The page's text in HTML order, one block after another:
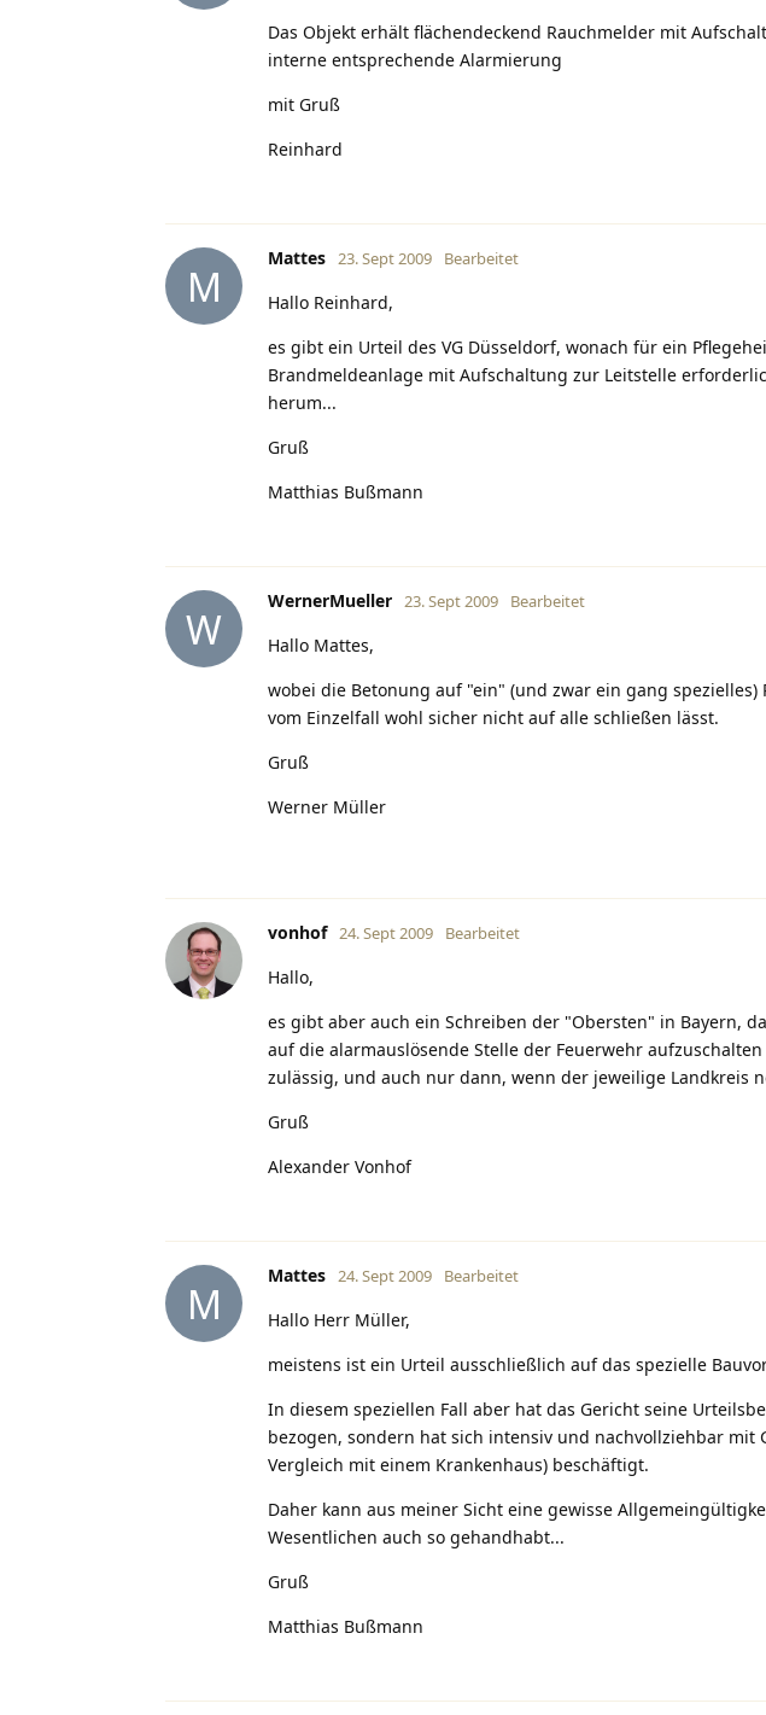
Das Objekt erhält flächendeckend Rauchmelder mit
interne entsprechende Alarmierung
mit Gruß
Reinhard
M
Mattes 23. Sept 2009 Bearbeitet
Hallo Reinhard,
es gibt ein Urteil des VG Düsseldorf, wonach für ein
Brandmeldeanlage mit Aufschaltung zur Leitstelle
herum...
Gruß
Matthias Bußmann
W
WernerMueller 23. Sept 2009 Bearbeitet
Hallo Mattes,
wobei die Betonung auf "ein" (und zwar ein gang
vom Einzelfall wohl sicher nicht auf alle schließen lässt.
Gruß
Werner Müller
vonhof 24. Sept 2009 Bearbeitet
Hallo,
es gibt aber auch ein Schreiben der "Obersten" in Bayern,
auf die alarmauslösende Stelle der Feuerwehr
zulässig, und auch nur dann, wenn der jeweilige Landkreis
Gruß
Alexander Vonhof
M
Mattes 24. Sept 2009 Bearbeitet
Hallo Herr Müller,
meistens ist ein Urteil ausschließlich auf das spezielle
In diesem speziellen Fall aber hat das Gericht seine
bezogen, sondern hat sich intensiv und nachvollziehbar mit
Vergleich mit einem Krankenhaus) beschäftigt.
Daher kann aus meiner Sicht eine gewisse
Wesentlichen auch so gehandhabt...
Gruß
Matthias Bußmann